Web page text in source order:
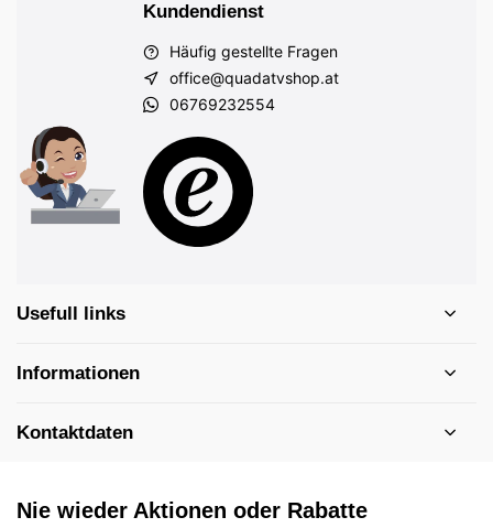
Kundendienst
Häufig gestellte Fragen
office@quadatvshop.at
06769232554
Usefull links
Informationen
Kontaktdaten
Nie wieder Aktionen oder Rabatte